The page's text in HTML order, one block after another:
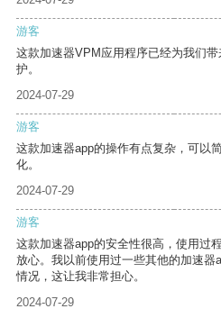
游客
这款加速器VPM应用程序已经为我们
护。
2024-07-29
游客
这款加速器app的操作有点复杂，可以
化。
2024-07-29
游客
这款加速器app的安全性很高，使用过
放心。我以前使用过一些其他的加速器
情况，这让我非常担心。
2024-07-29